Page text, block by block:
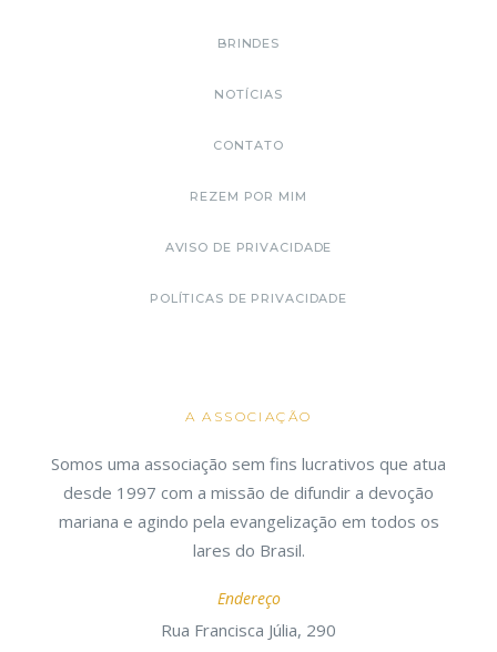
BRINDES
NOTÍCIAS
CONTATO
REZEM POR MIM
AVISO DE PRIVACIDADE
POLÍTICAS DE PRIVACIDADE
A ASSOCIAÇÃO
Somos uma associação sem fins lucrativos que atua
desde 1997 com a missão de difundir a devoção
mariana e agindo pela evangelização em todos os
lares do Brasil.
Endereço
Rua Francisca Júlia, 290